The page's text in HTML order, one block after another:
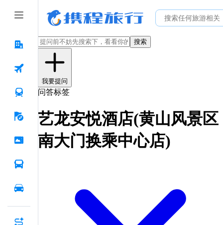
搜索
我要提问
问答标签
艺龙安悦酒店(黄山风景区
南大门换乘中心店)